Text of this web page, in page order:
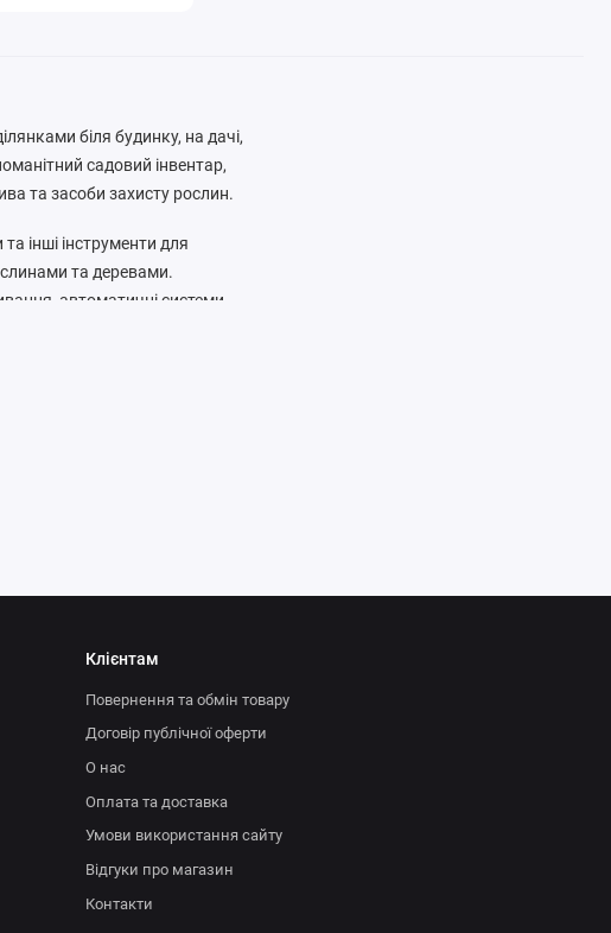
біля будинку, на дачі,
садовий інвентар,
та засоби захисту рослин.
інші інструменти для
та деревами.
автоматичні системи
Клієнтам
Повернення та обмін товару
Договір публічної оферти
О нас
Оплата та доставка
Умови використання сайту
Відгуки про магазин
Контакти